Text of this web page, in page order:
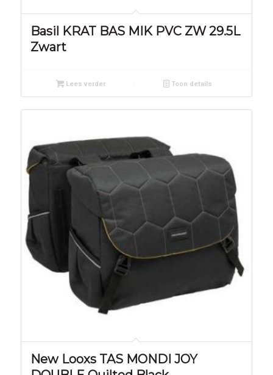
Basil KRAT BAS MIK PVC ZW 29.5L
Zwart
Lees verder Toon details
New Looxs TAS MONDI JOY